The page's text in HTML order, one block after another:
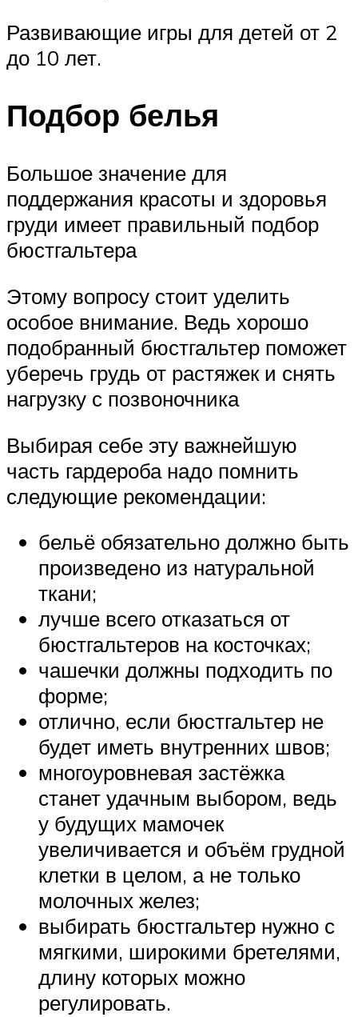
Развивающие игры для детей от 2
до 10 лет.
Подбор белья
Большое значение для
поддержания красоты и здоровья
груди имеет правильный подбор
бюстгальтера
Этому вопросу стоит уделить
особое внимание. Ведь хорошо
подобранный бюстгальтер поможет
уберечь грудь от растяжек и снять
нагрузку с позвоночника
Выбирая себе эту важнейшую
часть гардероба надо помнить
следующие рекомендации:
бельё обязательно должно быть
произведено из натуральной
ткани;
лучше всего отказаться от
бюстгальтеров на косточках;
чашечки должны подходить по
форме;
отлично, если бюстгальтер не
будет иметь внутренних швов;
многоуровневая застёжка
станет удачным выбором, ведь
у будущих мамочек
увеличивается и объём грудной
клетки в целом, а не только
молочных желез;
выбирать бюстгальтер нужно с
мягкими, широкими бретелями,
длину которых можно
регулировать.